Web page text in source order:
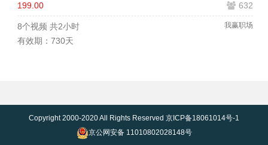
632
199.00
我赢职场
8个视频 共2小时
有效期：730天
Copyright 2000-2020 All Rights Reserved 京ICP备18061014号-1
京公网安备 11010802028148号